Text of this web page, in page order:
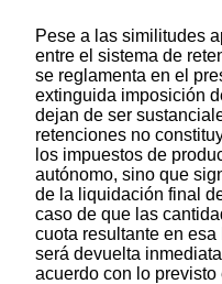
Pese a las similitudes
entre el sistema de
se reglamenta en el
extinguida imposición
dejan de ser
retenciones no
los impuestos de
autónomo, sino que
de la liquidación final
caso de que las
cuota resultante en
será devuelta
acuerdo con lo previsto